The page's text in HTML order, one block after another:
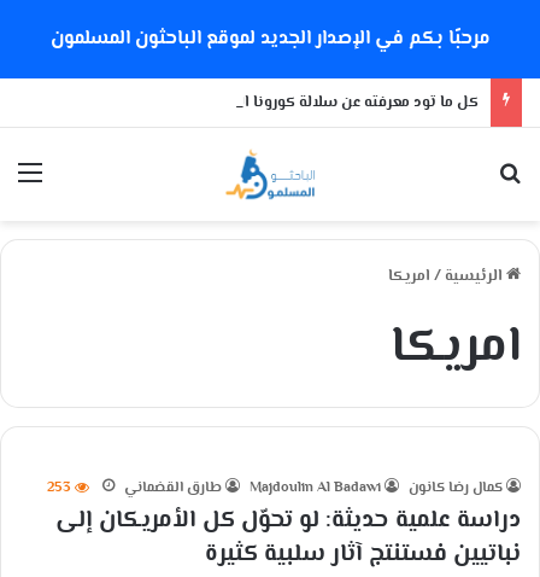
مرحبًا بكم في الإصدار الجديد لموقع الباحثون المسلمون
كل ما تود معرفته عن سلالة كورونا الجديدة
الرئيسية / امريكا
امريكا
كمال رضا كانون Majdoulin Al Badawi طارق القضماني 253
دراسة علمية حديثة: لو تحوّل كل الأمريكان إلى
نباتيين فستنتج آثار سلبية كثيرة